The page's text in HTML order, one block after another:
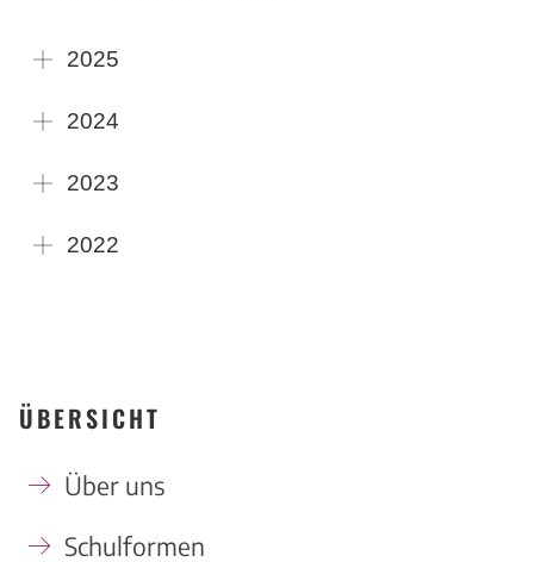
2025
2024
2023
2022
ÜBERSICHT
Über uns
Schulformen